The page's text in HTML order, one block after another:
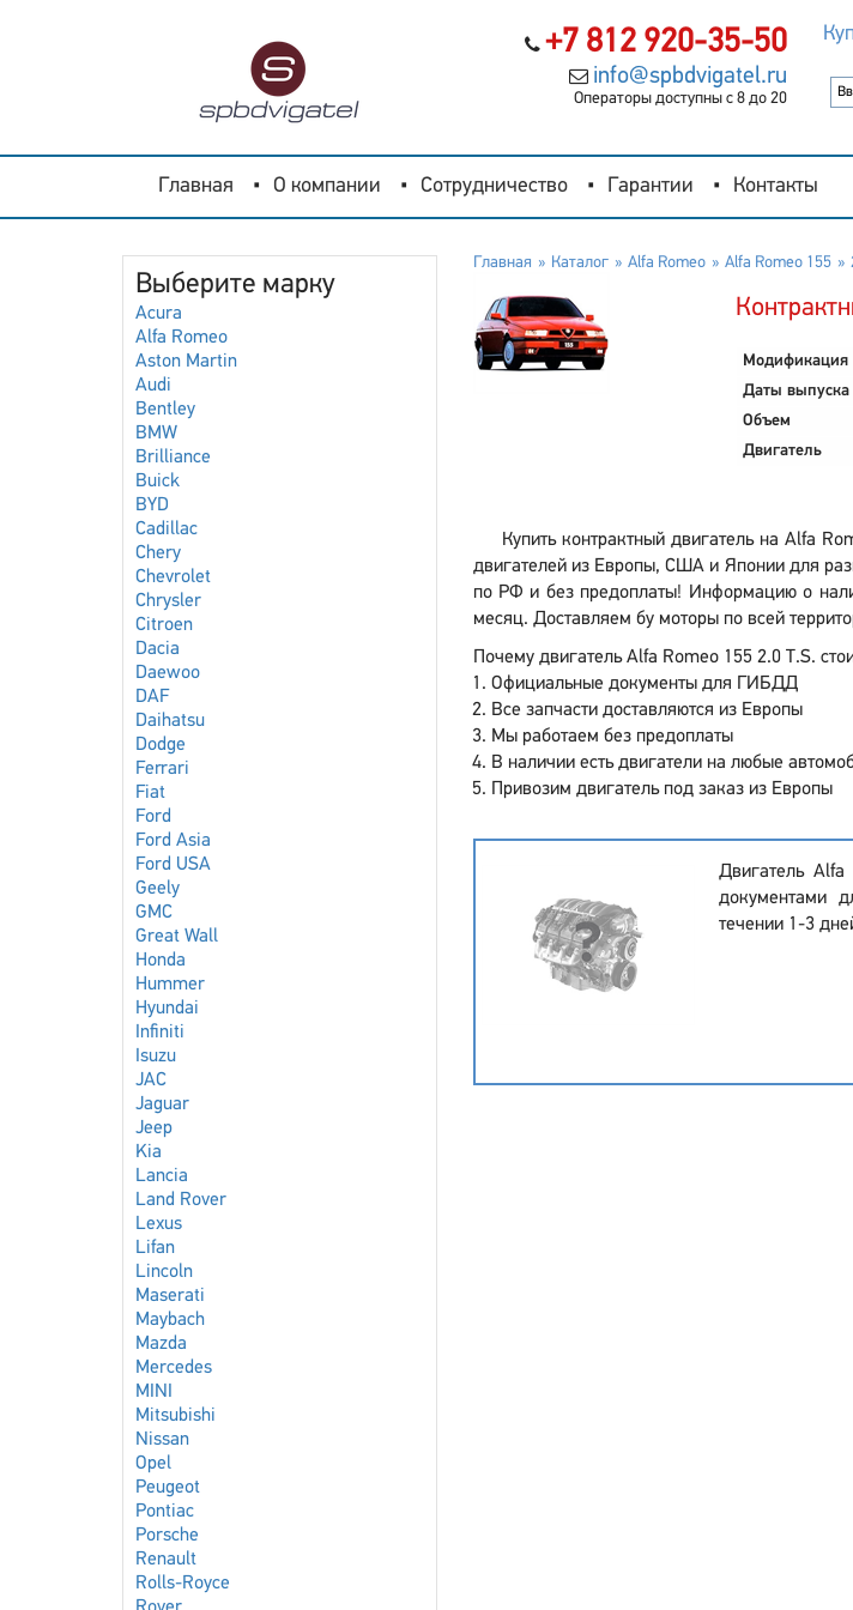
+7 812 920-35-50
info@spbdvigatel.ru
Операторы доступны с 8 до 20
Главная О компании Сотрудничество Гарантии Контакты
Выберите марку
Acura
Alfa Romeo
Aston Martin
Audi
Bentley
BMW
Brilliance
Buick
BYD
Cadillac
Chery
Chevrolet
Chrysler
Citroen
Dacia
Daewoo
DAF
Daihatsu
Dodge
Ferrari
Fiat
Ford
Ford Asia
Ford USA
Geely
GMC
Great Wall
Honda
Hummer
Hyundai
Infiniti
Isuzu
JAC
Jaguar
Jeep
Kia
Lancia
Land Rover
Lexus
Lifan
Lincoln
Maserati
Maybach
Mazda
Mercedes
MINI
Mitsubishi
Nissan
Opel
Peugeot
Pontiac
Porsche
Renault
Rolls-Royce
Главная Каталог Alfa Romeo Alfa Romeo 155
Модификация
Даты выпуска
Объем
Двигатель
Купить контрактный двигатель на Alfa
двигателей из Европы, США и Японии для
по РФ и без предоплаты! Информацию о
месяц. Доставляем бу моторы по всей
Почему двигатель Alfa Romeo 155 2.0 T.S.
Официальные документы для ГИБДД
Все запчасти доставляются из Европы
Мы работаем без предоплаты
В наличии есть двигатели на любые
Привозим двигатель под заказ из Европы
Двигатель
документами
течении 1-3